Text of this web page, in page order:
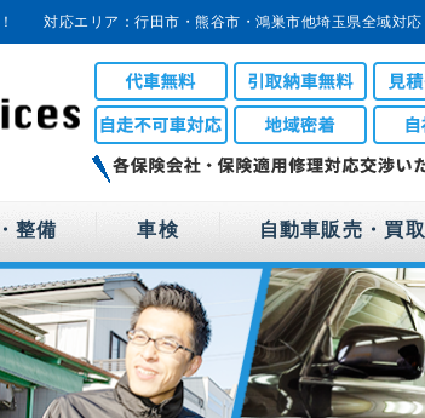
対応エリア：行田市・熊谷市・鴻巣市他埼玉県全域対応
整備 車検 自動車販売・買取